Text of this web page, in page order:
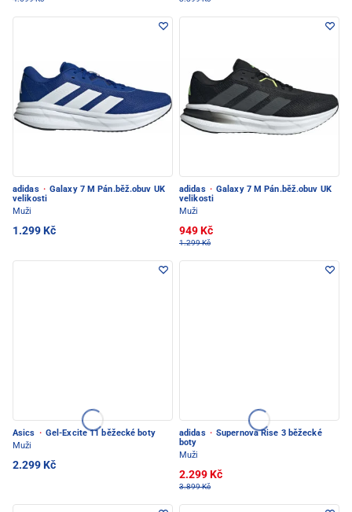
adidas · Galaxy 7 M Pán.běž.obuv UK
velikosti
Muži
1.299 Kč
adidas · Galaxy 7 M Pán.běž.obuv UK
velikosti
Muži
949 Kč
1.299 Kč
Asics · Gel-Excite 11 běžecké boty
Muži
2.299 Kč
adidas · Supernova Rise 3 běžecké
boty
Muži
2.299 Kč
3.899 Kč